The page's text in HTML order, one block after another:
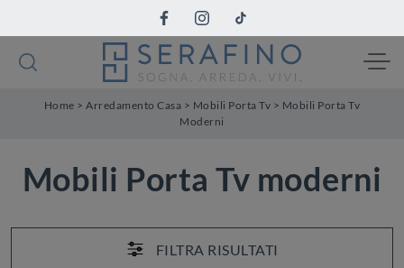
Home >Arredamento Casa > Mobili Porta Tv > Mobili Porta Tv
Moderni
Mobili Porta Tv moderni
FILTRA RISULTATI